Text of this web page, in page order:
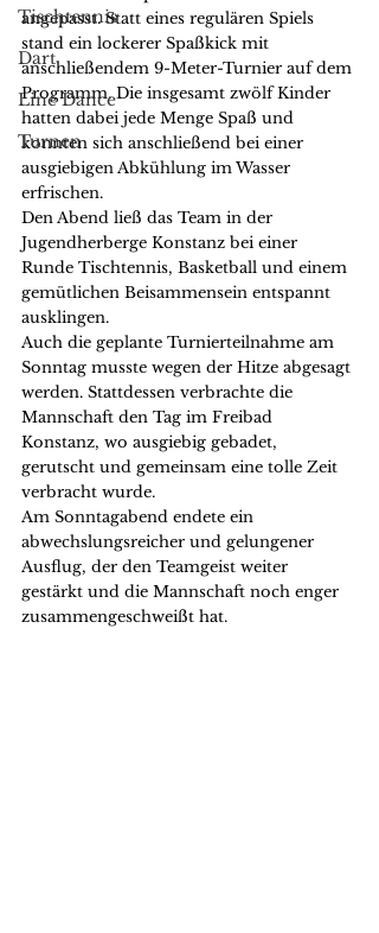
Tischtennis
Dart
Line Dance
Turnen
angepasst. Statt eines regulären Spiels
stand ein lockerer Spaßkick mit
anschließendem 9-Meter-Turnier auf dem
Programm. Die insgesamt zwölf Kinder
hatten dabei jede Menge Spaß und
konnten sich anschließend bei einer
ausgiebigen Abkühlung im Wasser
erfrischen.
Den Abend ließ das Team in der
Jugendherberge Konstanz bei einer
Runde Tischtennis, Basketball und einem
gemütlichen Beisammensein entspannt
ausklingen.
Auch die geplante Turnierteilnahme am
Sonntag musste wegen der Hitze abgesagt
werden. Stattdessen verbrachte die
Mannschaft den Tag im Freibad
Konstanz, wo ausgiebig gebadet,
gerutscht und gemeinsam eine tolle Zeit
verbracht wurde.
Am Sonntagabend endete ein
abwechslungsreicher und gelungener
Ausflug, der den Teamgeist weiter
gestärkt und die Mannschaft noch enger
zusammengeschweißt hat.